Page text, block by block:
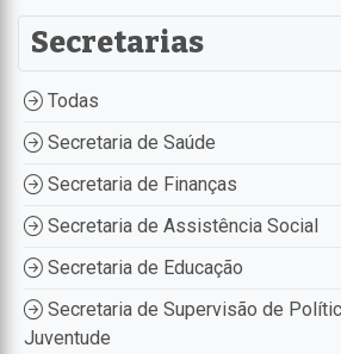
Secretarias
Todas
Secretaria de Saúde
Secretaria de Finanças
Secretaria de Assistência Social
Secretaria de Educação
Secretaria de Supervisão de
Juventude